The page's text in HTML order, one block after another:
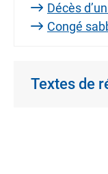
Décès
Congé
Textes de